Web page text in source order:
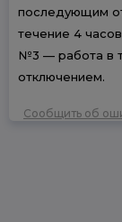
последующим
течение 4
№3 — работа в
отключением.
Сообщить об